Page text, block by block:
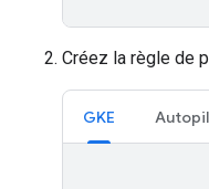
Créez la règle de
GKE